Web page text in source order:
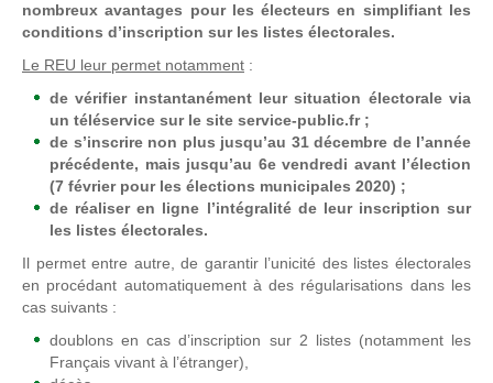
nombreux avantages pour les électeurs en simplifiant les
conditions d’inscription sur les listes électorales.
Le REU leur permet notamment :
de vérifier instantanément leur situation électorale via
un téléservice sur le site service-public.fr ;
de s’inscrire non plus jusqu’au 31 décembre de l’année
précédente, mais jusqu’au 6e vendredi avant l’élection
(7 février pour les élections municipales 2020) ;
de réaliser en ligne l’intégralité de leur inscription sur
les listes électorales.
Il permet entre autre, de garantir l’unicité des listes électorales
en procédant automatiquement à des régularisations dans les
cas suivants :
doublons en cas d’inscription sur 2 listes (notamment les
Français vivant à l’étranger),